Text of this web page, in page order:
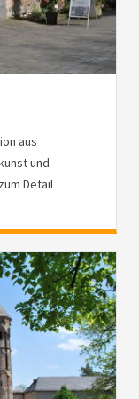
aus
und
Detail